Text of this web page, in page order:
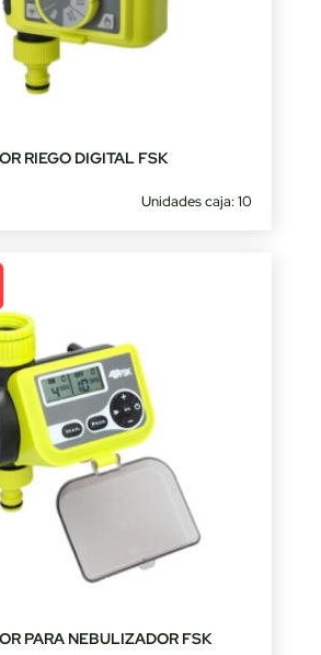
RIEGO DIGITAL FSK
Unidades caja: 10
PARA NEBULIZADOR FSK